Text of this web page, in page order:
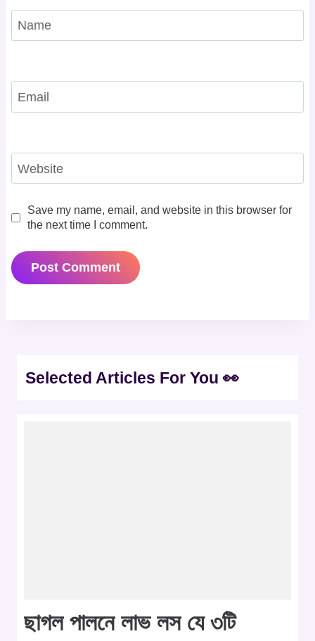
Name
Email
Website
Save my name, email, and website in this browser for
the next time I comment.
Selected Articles For You 👀
ছাগল পালনে লাভ লস যে ৩টি